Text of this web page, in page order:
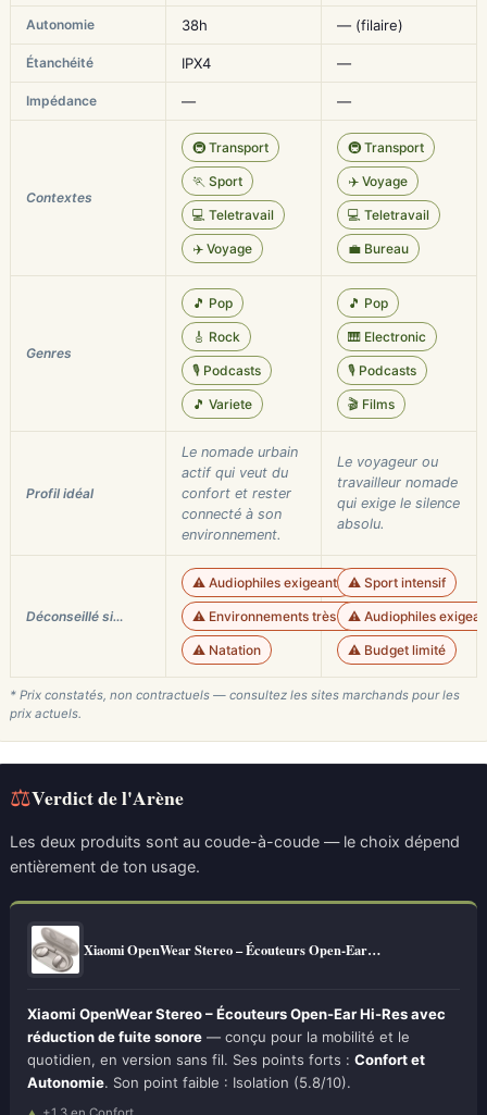
Autonomie 38h — (filaire)
Étanchéité IPX4 —
Impédance — —
Contextes
🚇 Transport
🏃 Sport
💻 Teletravail
✈️ Voyage
🚇 Transport
✈️ Voyage
💻 Teletravail
💼 Bureau
Genres
🎵 Pop
🎸 Rock
🎙️ Podcasts
🎵 Variete
🎵 Pop
🎹 Electronic
🎙️ Podcasts
🎬 Films
Profil idéal
Le nomade urbain
actif qui veut du
confort et rester
connecté à son
environnement.
Le voyageur ou
travailleur nomade
qui exige le silence
absolu.
Déconseillé si…
⚠️ Audiophiles exigeants
⚠️ Environnements très bruyants
⚠️ Natation
⚠️ Sport intensif
⚠️ Audiophiles
⚠️ Budget limité
* Prix constatés, non contractuels — consultez les sites marchands pour les
prix actuels.
⚖Verdict de l'Arène
Les deux produits sont au coude-à-coude — le choix dépend
entièrement de ton usage.
Xiaomi OpenWear Stereo – Écouteurs Open-Ear…
Xiaomi OpenWear Stereo – Écouteurs Open-Ear Hi-Res avec
réduction de fuite sonore — conçu pour la mobilité et le
quotidien, en version sans fil. Ses points forts : Confort et
Autonomie. Son point faible : Isolation (5.8/10).